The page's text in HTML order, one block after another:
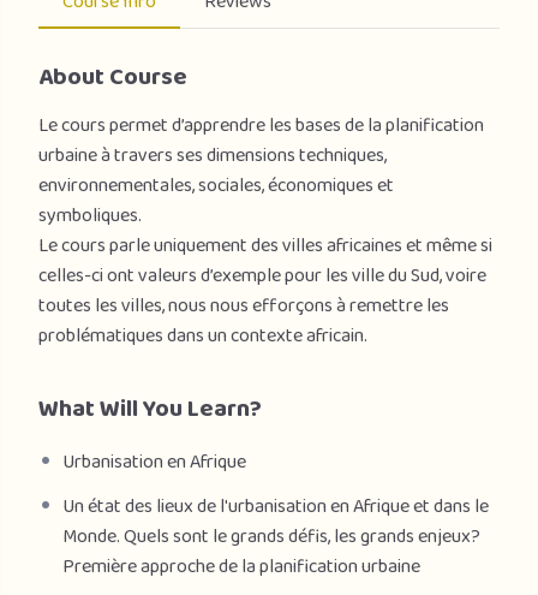
About Course
Le cours permet d’apprendre les bases de la planification
urbaine à travers ses dimensions techniques,
environnementales, sociales, économiques et
symboliques.
Le cours parle uniquement des villes africaines et même si
celles-ci ont valeurs d’exemple pour les ville du Sud, voire
toutes les villes, nous nous efforçons à remettre les
problématiques dans un contexte africain.
What Will You Learn?
Urbanisation en Afrique
Un état des lieux de l'urbanisation en Afrique et dans le
Monde. Quels sont le grands défis, les grands enjeux?
Première approche de la planification urbaine